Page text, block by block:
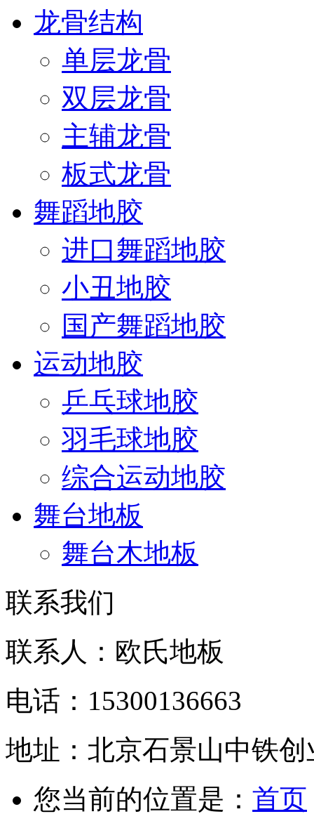
龙骨结构
单层龙骨
双层龙骨
主辅龙骨
板式龙骨
舞蹈地胶
进口舞蹈地胶
小丑地胶
国产舞蹈地胶
运动地胶
乒乓球地胶
羽毛球地胶
综合运动地胶
舞台地板
舞台木地板
联系我们
联系人：欧氏地板
电话：15300136663
地址：北京石景山中铁
您当前的位置是： 首页